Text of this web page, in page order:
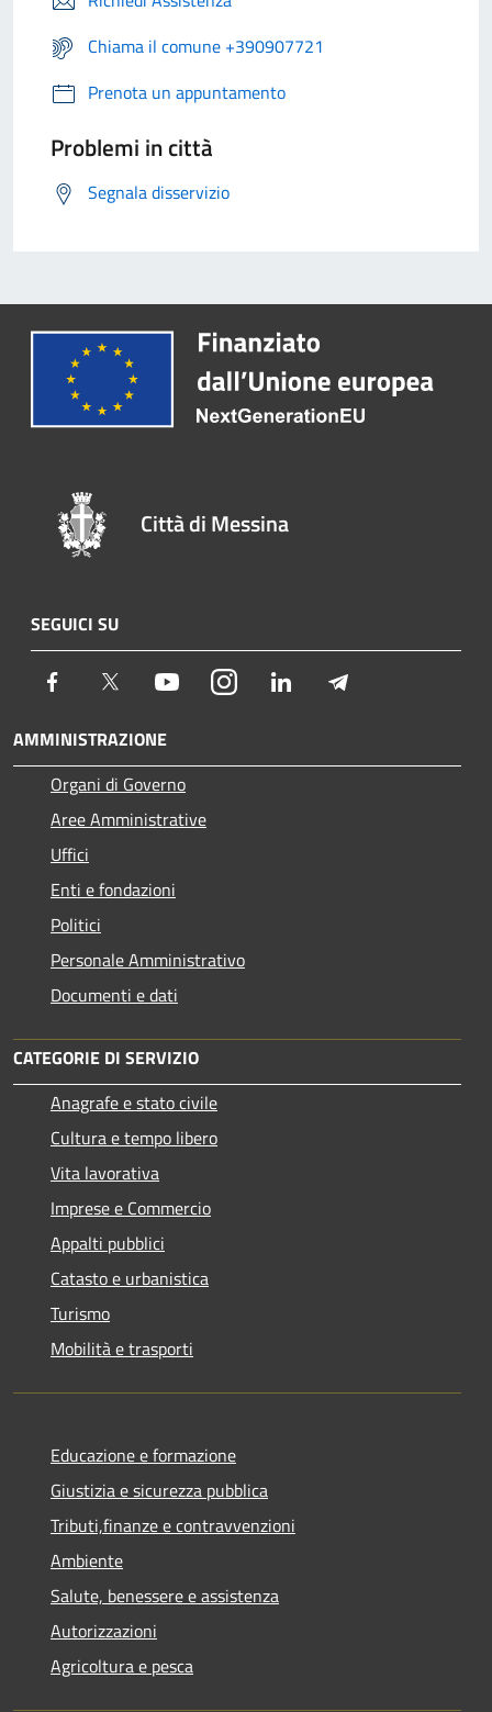
Chiama il comune +390907721
Prenota un appuntamento
Problemi in città
Segnala disservizio
Città di Messina
SEGUICI SU
Facebook Twitter YoutubeInstagram LinkedIn
AMMINISTRAZIONE
Organi di Governo
Aree Amministrative
Uffici
Enti e fondazioni
Politici
Personale Amministrativo
Documenti e dati
CATEGORIE DI SERVIZIO
Anagrafe e stato civile
Cultura e tempo libero
Vita lavorativa
Imprese e Commercio
Appalti pubblici
Catasto e urbanistica
Turismo
Mobilità e trasporti
Educazione e formazione
Giustizia e sicurezza pubblica
Tributi,finanze e contravvenzioni
Ambiente
Salute, benessere e assistenza
Autorizzazioni
Agricoltura e pesca